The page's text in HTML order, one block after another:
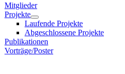
Mitglieder
Projekte
Laufende Projekte
Abgeschlossene Projekte
Publikationen
Vorträge/Poster